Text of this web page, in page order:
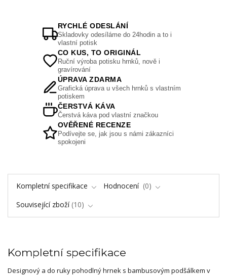
RYCHLÉ ODESLÁNÍ
Skladovky odesíláme do 24hodin a to i
vlastní potisk
CO KUS, TO ORIGINÁL
Ruční výroba potisku hrnků, nově i
gravírování
ÚPRAVA ZDARMA
Grafická úprava u všech hrnků s vlastním
potiskem
ČERSTVÁ KÁVA
Čerstvá káva pod vlastní značkou
OVĚŘENÉ RECENZE
Podívejte se, jak jsou s námi zákazníci
spokojeni
Kompletní specifikace Hodnocení
0
Související zboží 10
Kompletní specifikace
Designový a do ruky pohodlný hrnek s bambusovým podšálkem v